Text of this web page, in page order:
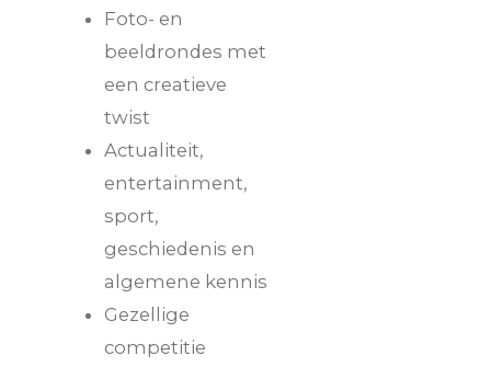
Foto- en
beeldrondes met
een creatieve
twist
Actualiteit,
entertainment,
sport,
geschiedenis en
algemene kennis
Gezellige
competitie